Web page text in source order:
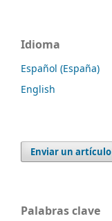
Idioma
Español (España)
English
Enviar un artículo
Palabras clave